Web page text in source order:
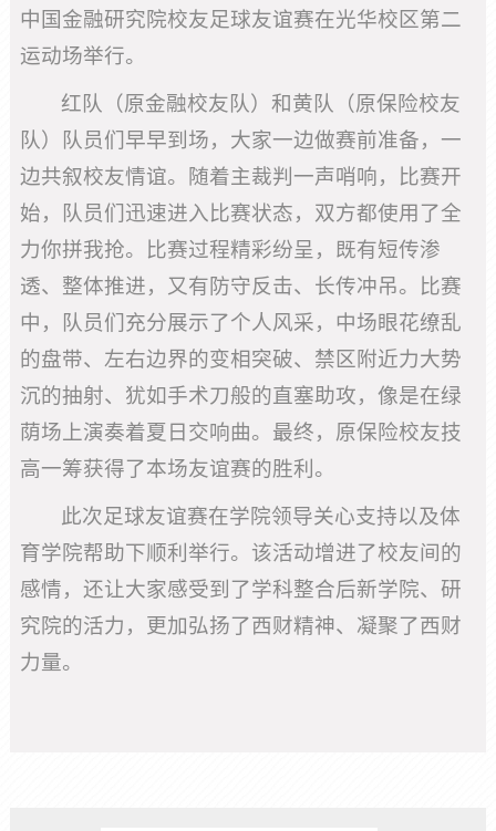
中国金融研究院校友足球友谊赛在光华校区第二
运动场举行。
红队（原金融校友队）和黄队（原保险校友
队）队员们早早到场，大家一边做赛前准备，一
边共叙校友情谊。随着主裁判一声哨响，比赛开
始，队员们迅速进入比赛状态，双方都使用了全
力你拼我抢。比赛过程精彩纷呈，既有短传渗
透、整体推进，又有防守反击、长传冲吊。比赛
中，队员们充分展示了个人风采，中场眼花缭乱
的盘带、左右边界的变相突破、禁区附近力大势
沉的抽射、犹如手术刀般的直塞助攻，像是在绿
荫场上演奏着夏日交响曲。最终，原保险校友技
高一筹获得了本场友谊赛的胜利。
此次足球友谊赛在学院领导关心支持以及体
育学院帮助下顺利举行。该活动增进了校友间的
感情，还让大家感受到了学科整合后新学院、研
究院的活力，更加弘扬了西财精神、凝聚了西财
力量。